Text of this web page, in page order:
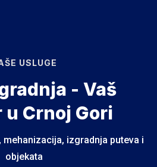
USLUGE
- Vaš
Crnoj Gori
izgradnja puteva i
objekata